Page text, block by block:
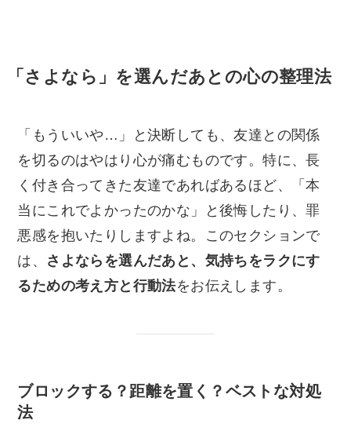
「さよなら」を選んだあとの心の整理法
「もういいや…」と決断しても、友達との関係
を切るのはやはり心が痛むものです。特に、長
く付き合ってきた友達であればあるほど、「本
当にこれでよかったのかな」と後悔したり、罪
悪感を抱いたりしますよね。このセクションで
は、 さよならを選んだあと、気持ちをラクにす
るための考え方と行動法をお伝えします。
ブロックする？距離を置く？ベストな対処
法